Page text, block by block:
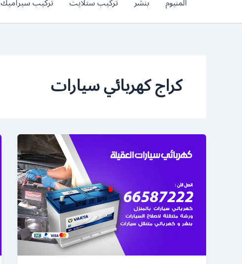
كراج كهربائي سيارات